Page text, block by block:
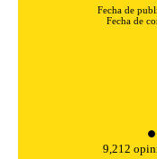
Fecha de
Fecha de
9,212
Estas cookies
funcione y no se
wp-settings-